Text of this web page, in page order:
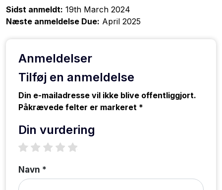
Sidst anmeldt: 19th March 2024
Næste anmeldelse Due: April 2025
Anmeldelser
Tilføj en anmeldelse
Din e-mailadresse vil ikke blive offentliggjort.
Påkrævede felter er markeret *
Din vurdering
4 stars
3 stars
2 stars
1 star
Navn *